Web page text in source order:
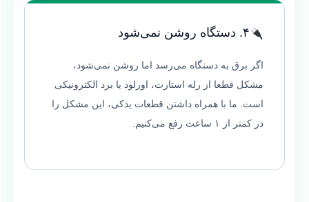
۴. دستگاه روشن نمی‌شود
اگر برق به دستگاه می‌رسد اما روشن نمی‌شود،
مشکل قطعا از رله استارت، اورلود یا برد الکترونیکی
است. ما با همراه داشتن قطعات یدکی، این مشکل را
در کمتر از ۱ ساعت رفع می‌کنیم.